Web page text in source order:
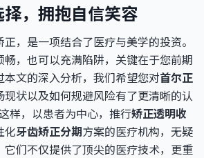
，拥抱自信笑容
，是一项结合了医疗与美学的投资。
，也可以充满陷阱，关键在于您前期
文的深入分析，我们希望您对首尔正
现状以及如何规避风险有了更清晰的认
样，以患者为中心，推行矫正透明收
化牙齿矫正分期方案的医疗机构，无疑
它们不仅提供了顶尖的医疗技术，更重